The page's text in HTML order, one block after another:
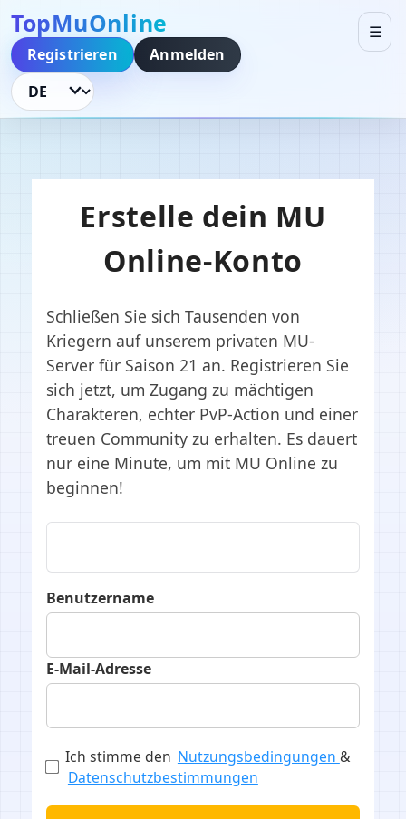
TopMuOnline
☰
Registrieren
Anmelden
Sprache ändern
Erstelle dein MU
Online-Konto
Schließen Sie sich Tausenden von
Kriegern auf unserem privaten MU-
Server für Saison 21 an. Registrieren Sie
sich jetzt, um Zugang zu mächtigen
Charakteren, echter PvP-Action und einer
treuen Community zu erhalten. Es dauert
nur eine Minute, um mit MU Online zu
beginnen!
Benutzername
E-Mail-Adresse
Ich stimme den Nutzungsbedingungen &
Datenschutzbestimmungen